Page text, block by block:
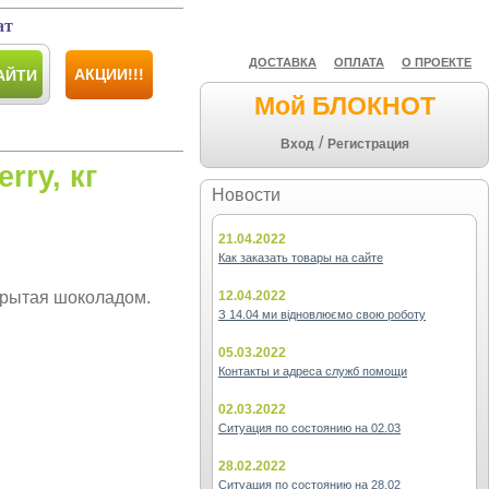
ДОСТАВКА ОПЛАТА О ПРОЕКТЕ
Мой БЛОКНОТ
Вход / Регистрация
Новости
21.04.2022
Как заказать товары на сайте
12.04.2022
З 14.04 ми відновлюємо свою роботу
05.03.2022
Контакты и адреса служб помощи
02.03.2022
Ситуация по состоянию на 02.03
28.02.2022
Ситуация по состоянию на 28.02
АКЦИИ!!!
кг
шоколадом.